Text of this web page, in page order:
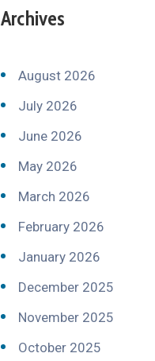
Archives
August 2026
July 2026
June 2026
May 2026
March 2026
February 2026
January 2026
December 2025
November 2025
October 2025